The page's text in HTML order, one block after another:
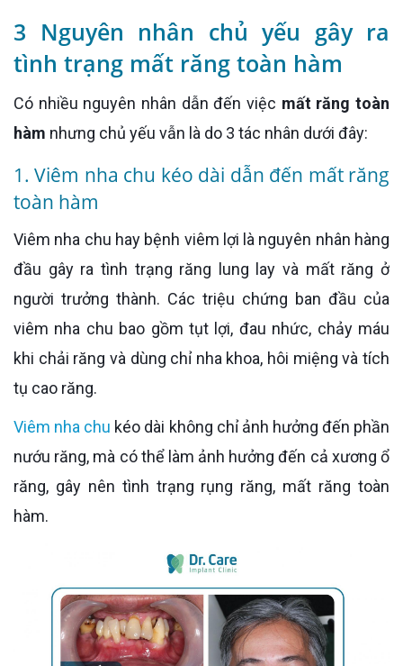
3 Nguyên nhân chủ yếu gây ra
tình trạng mất răng toàn hàm
Có nhiều nguyên nhân dẫn đến việc mất răng toàn
hàm nhưng chủ yếu vẫn là do 3 tác nhân dưới đây:
1. Viêm nha chu kéo dài dẫn đến mất răng
toàn hàm
Viêm nha chu hay bệnh viêm lợi là nguyên nhân hàng
đầu gây ra tình trạng răng lung lay và mất răng ở
người trưởng thành. Các triệu chứng ban đầu của
viêm nha chu bao gồm tụt lợi, đau nhức, chảy máu
khi chải răng và dùng chỉ nha khoa, hôi miệng và tích
tụ cao răng.
Viêm nha chu kéo dài không chỉ ảnh hưởng đến phần
nướu răng, mà có thể làm ảnh hưởng đến cả xương ổ
răng, gây nên tình trạng rụng răng, mất răng toàn
hàm.